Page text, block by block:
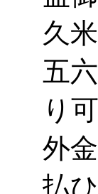
久
五
り
外
払